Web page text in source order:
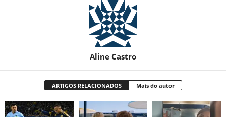
Aline Castro
ARTIGOS RELACIONADOS Mais do autor